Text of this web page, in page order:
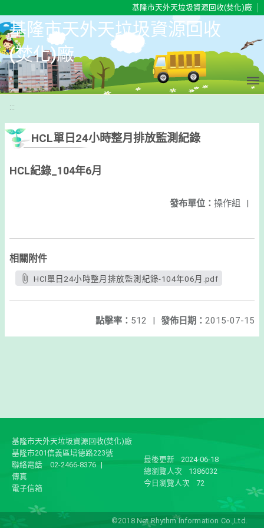
基隆市天外天垃圾資源回收(焚化)廠
基隆市天外天垃圾資源回收
(焚化)廠
:::
HCL單日24小時整月排放監測紀錄
HCL紀錄_104年6月
發布單位： 操作組 |
相關附件
HCl單日24小時整月排放監測紀錄-104年06月.pdf
發佈日期： 2015-07-15
點擊率： 512 |
基隆市天外天垃圾資源回收(焚化)廠
基隆市201信義區培德路223號
聯絡電話
02-2466-8376 |
傳真
電子信箱
最後更新
2024-06-18
總瀏覽人次
1386032
今日瀏覽人次
72
©2018 Net Rhythm Information Co.,Ltd.